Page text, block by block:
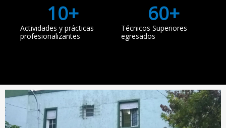
Actividades y prácticas
profesionalizantes
10+
Técnicos Superiores
egresados
60+